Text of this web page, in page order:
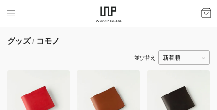
グッズ / コモノ
並び替え